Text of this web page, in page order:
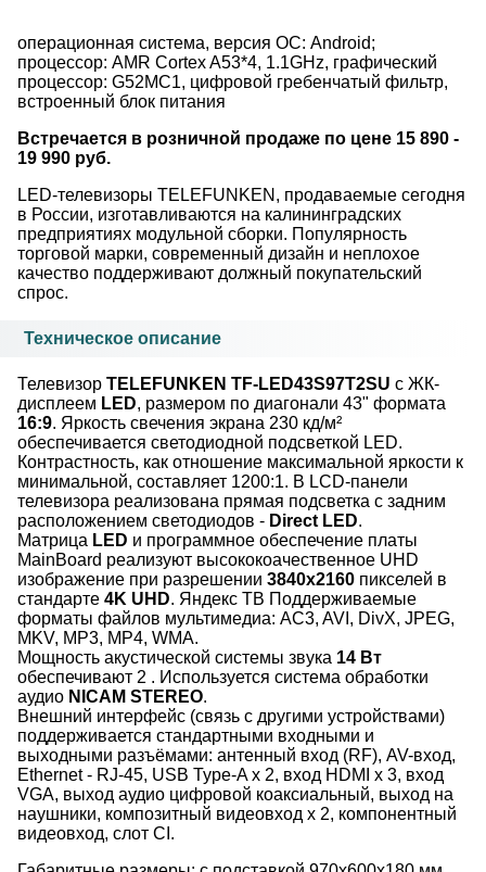
операционная система, версия ОС: Android;
процессор: AMR Cortex A53*4, 1.1GHz, графический
процессор: G52MC1, цифровой гребенчатый фильтр,
встроенный блок питания
Встречается в розничной продаже по цене 15 890 -
19 990 руб.
LED-телевизоры TELEFUNKEN, продаваемые сегодня
в России, изготавливаются на калининградских
предприятиях модульной сборки. Популярность
торговой марки, современный дизайн и неплохое
качество поддерживают должный покупательский
спрос.
Техническое описание
Телевизор TELEFUNKEN TF-LED43S97T2SU с ЖК-
дисплеем LED, размером по диагонали 43" формата
16:9. Яркость свечения экрана 230 кд/м²
обеспечивается светодиодной подсветкой LED.
Контрастность, как отношение максимальной яркости к
минимальной, составляет 1200:1. В LCD-панели
телевизора реализована прямая подсветка с задним
расположением светодиодов - Direct LED.
Матрица LED и программное обеспечение платы
MainBoard реализуют высококоачественное UHD
изображение при разрешении 3840x2160 пикселей в
стандарте 4K UHD. Яндекс ТВ Поддерживаемые
форматы файлов мультимедиа: AC3, AVI, DivX, JPEG,
MKV, MP3, MP4, WMA.
Мощность акустической системы звука 14 Вт
обеспечивают 2 . Используется система обработки
аудио NICAM STEREO.
Внешний интерфейс (связь с другими устройствами)
поддерживается стандартными входными и
выходными разъёмами: антенный вход (RF), AV-вход,
Ethernet - RJ-45, USB Type-A x 2, вход HDMI x 3, вход
VGA, выход аудио цифровой коаксиальный, выход на
наушники, композитный видеовход x 2, компонентный
видеовход, слот CI.